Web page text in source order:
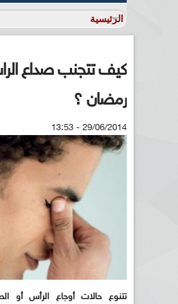
كيف تتجنب صداع
رمضان ؟
29/06/2014 - 13:53
تتنوع حالات أوجاع الرأس أو